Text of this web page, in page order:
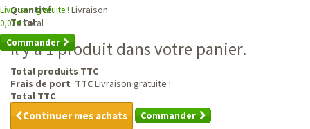
Livraison gratuite ! Livraison
0,00 €Total
Commander
Quantité
Total
Il y a 1 produit dans votre panier.
Total produits TTC
Frais de port TTCLivraison gratuite !
Total TTC
Continuer mes achats Commander